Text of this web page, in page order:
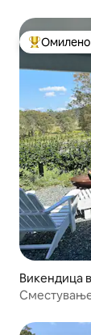
МеѓуОмилено
Викендица